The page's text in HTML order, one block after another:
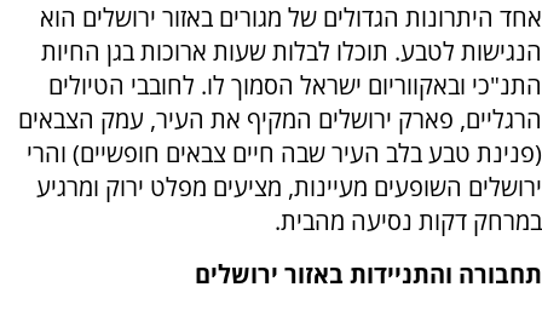
אחד היתרונות הגדולים של מגורים באזור ירושלים הוא
הנגישות לטבע. תוכלו לבלות שעות ארוכות בגן החיות
התנ"כי ובאקווריום ישראל הסמוך לו. לחובבי הטיולים
הרגליים, פארק ירושלים המקיף את העיר, עמק הצבאים
(פנינת טבע בלב העיר שבה חיים צבאים חופשיים) והרי
ירושלים השופעים מעיינות, מציעים מפלט ירוק ומרגיע
במרחק דקות נסיעה מהבית.
תחבורה והתניידות באזור ירושלים